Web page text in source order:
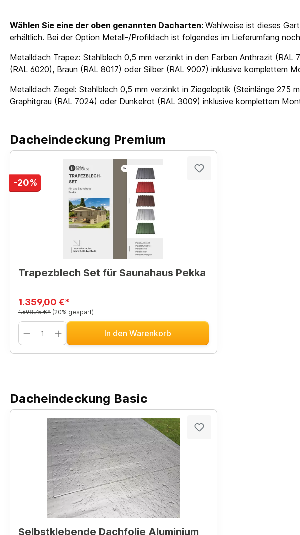
Wählen Sie eine der oben genannten Dacharten: Wahlweise ist dieses
erhältlich. Bei der Option Metall-/Profildach ist folgendes im Lieferumfang
Metalldach Trapez: Stahlblech 0,5 mm verzinkt in den Farben Anthrazit (RAL
(RAL 6020), Braun (RAL 8017) oder Silber (RAL 9007) inklusive komplettem
Metalldach Ziegel: Stahlblech 0,5 mm verzinkt in Ziegeloptik (Steinlänge 275
Graphitgrau (RAL 7024) oder Dunkelrot (RAL 3009) inklusive komplettem
Dacheindeckung Premium
-20%
Trapezblech Set für Saunahaus Pekka
1.359,00 €*
1.698,75 €* (20% gespart)
In den Warenkorb
Dacheindeckung Basic
Selbstklebende Dachfolie Aluminium